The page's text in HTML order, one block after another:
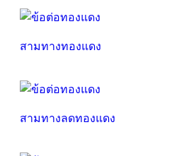
สามทางทองแดง
สามทางลดทองแดง